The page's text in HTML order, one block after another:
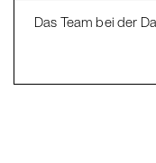
Das Team bei der